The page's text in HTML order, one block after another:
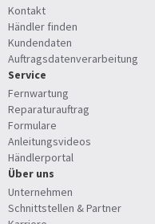
Kontakt
Händler finden
Kundendaten
Auftragsdatenverarbeitung
Service
Fernwartung
Reparaturauftrag
Formulare
Anleitungsvideos
Händlerportal
Über uns
Unternehmen
Schnittstellen & Partner